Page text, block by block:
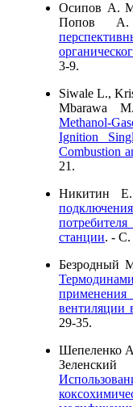
Осипов А.
Попов
3-9.
Siwale L.,
Mbarawa
Methanol-
Ignition
Combustion
21.
Никитин
станции. - C.
Безродный
вентиляции
29-35.
Шепеленко